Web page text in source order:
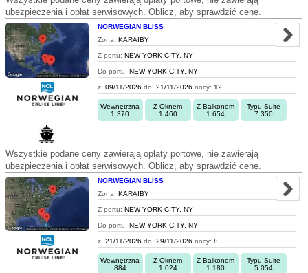
ubezpieczenia i opłat serwisowych. Oblicz, aby sprawdzić cenę.
NORWEGIAN BLISS
Zona: KARAIBY
Z portu: NEW YORK CITY, NY
Do portu: NEW YORK CITY, NY
z: 09/11/2026 do: 21/11/2026 nocy: 12
Wewnętrzna
1.370
Z Oknem
1.460
Z Balkonem
1.654
Typu Suite
7.350
Wszystkie podane ceny zawierają opłaty portowe, nie zawierają
ubezpieczenia i opłat serwisowych. Oblicz, aby sprawdzić cenę.
NORWEGIAN BLISS
Zona: KARAIBY
Z portu: NEW YORK CITY, NY
Do portu: NEW YORK CITY, NY
z: 21/11/2026 do: 29/11/2026 nocy: 8
Wewnętrzna
884
Z Oknem
1.024
Z Balkonem
1.180
Typu Suite
5.054